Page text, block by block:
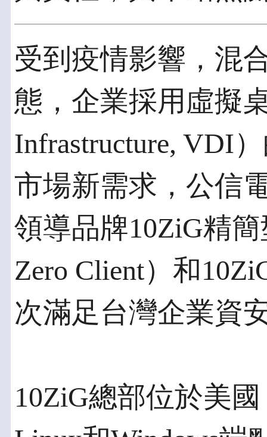
受到疫情影響，混
態，企業採用虛擬
Infrastructure, VDI
市場新需求，公信
領導品牌10ZiG精
Zero Client）和
次滿足台灣企業資
10ZiG總部位於美